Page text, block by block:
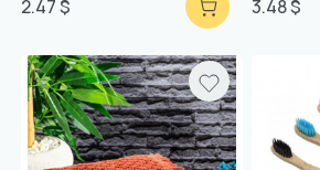
2.47 $
3.48 $